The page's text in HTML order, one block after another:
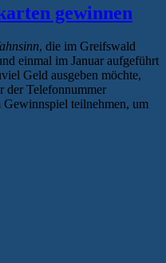
Vorpommern“
gewinnen
, die im Greifswald
einmal im Januar aufgeführt
Geld ausgeben möchte,
der Telefonnummer
teilnehmen, um